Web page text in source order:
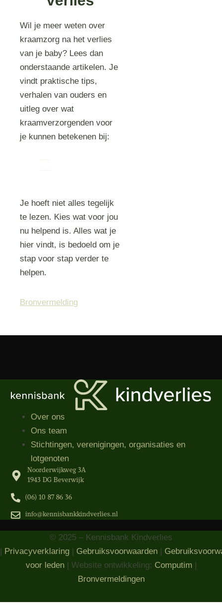
Wil je meer weten over
kraamzorg na het verlies
van je baby? Lees dan
onderstaande artikelen. Je
vindt praktische tips,
verhalen van ouders en
uitleg over wat
kraamverzorgenden voor
je kunnen betekenen bij:
Je hoeft niet alles tegelijk
te lezen. Kies wat voor jou
nu helpend is. Alles wat je
hier vindt, is bedoeld om je
stap voor stap verder te
helpen.
Bronvermelding
Over ons
Ons team
Stichtingen, verenigingen, organisaties​ en
lotgenoten
Noorderwijkweg 3A
1943 DG Beverwijk
(06) 10 87 86 36‬
info@kennisbankkindverlies.nl
© 2025 – Kennisbank Kindverlies
Privacyverklaring Gebruiksvoorwaarden
voor leden| Website ontwikkeling: Computim
Bronvermeldingen